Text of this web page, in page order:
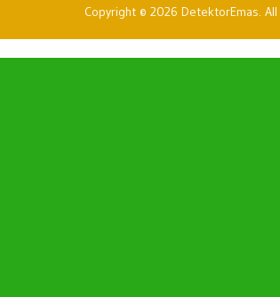
Copyright © 2026 DetektorEmas.